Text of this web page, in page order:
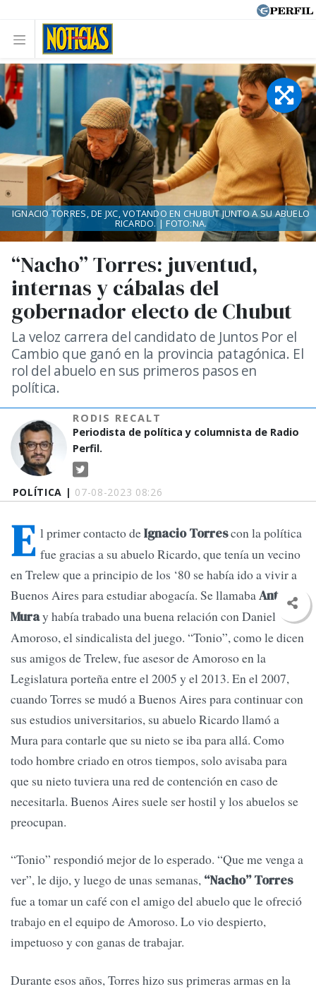
POLÍTICA | 07-08-2023 08:26
“Nacho” Torres: juventud,
internas y cábalas del
gobernador electo de Chubut
La veloz carrera del candidato de Juntos Por el
Cambio que ganó en la provincia patagónica. El
rol del abuelo en sus primeros pasos en
política.
RODIS RECALT
Periodista de política y columnista de Radio
Perfil.
IGNACIO TORRES, DE JXC, VOTANDO EN CHUBUT JUNTO A SU ABUELO
RICARDO. | FOTO:NA.
E l primer contacto deIgnacio Torrescon la política
fue gracias a su abuelo Ricardo, que tenía un vecino
en Trelew que a principio de los ‘80 se había ido a vivir a
Buenos Aires para estudiar abogacía. Se llamabaAntonio
Muray había trabado una buena relación con Daniel
Amoroso, el sindicalista del juego. “Tonio”, como le dicen
sus amigos de Trelew, fue asesor de Amoroso en la
Legislatura porteña entre el 2005 y el 2013. En el 2007,
cuando Torres se mudó a Buenos Aires para continuar con
sus estudios universitarios, su abuelo Ricardo llamó a
Mura para contarle que su nieto se iba para allá. Como
todo hombre criado en otros tiempos, solo avisaba para
que su nieto tuviera una red de contención en caso de
necesitarla. Buenos Aires suele ser hostil y los abuelos se
preocupan.
“Tonio” respondió mejor de lo esperado. “Que me venga a
ver”, le dijo, y luego de unas semanas, “Nacho” Torres
fue a tomar un café con el amigo del abuelo que le ofreció
trabajo en el equipo de Amoroso. Lo vio despierto,
impetuoso y con ganas de trabajar.
Durante esos años, Torres hizo sus primeras armas en la